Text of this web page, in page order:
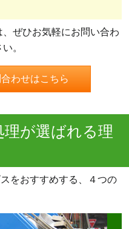
ぜひお気軽にお問い合わ
。
わせはこちら
理が選ばれる理
をおすすめする、４つの